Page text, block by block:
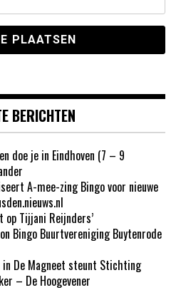
BERICHTEN
doe je in Eindhoven (7 – 9
A-mee-zing Bingo voor nieuwe
op Tijjani Reijnders’
Bingo Buurtvereniging Buytenrode
in De Magneet steunt Stichting
– De Hoogevener